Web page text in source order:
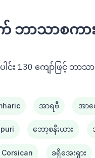
သာစကား
င်း 130 ကျော်ဖြင့် ဘ
အာရဗီ အာမ
ဘော့စနီးယား
Corsican ခရိုအေးရှား